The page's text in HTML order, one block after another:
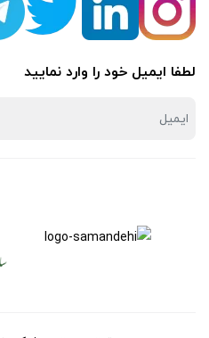
لطفا ایمیل خود را وارد نمایید